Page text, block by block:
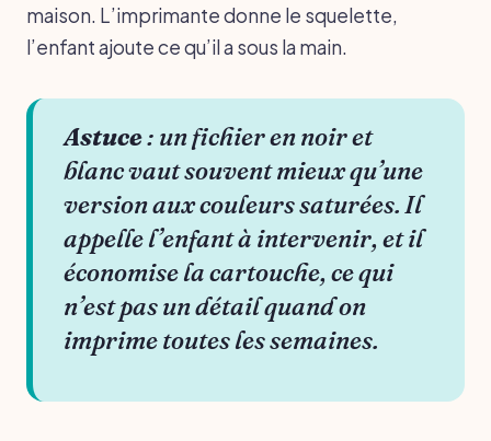
maison. L’imprimante donne le squelette,
l’enfant ajoute ce qu’il a sous la main.
Astuce: un fichier en noir et
blanc vaut souvent mieux qu’une
version aux couleurs saturées. Il
appelle l’enfant à intervenir, et il
économise la cartouche, ce qui
n’est pas un détail quand on
imprime toutes les semaines.